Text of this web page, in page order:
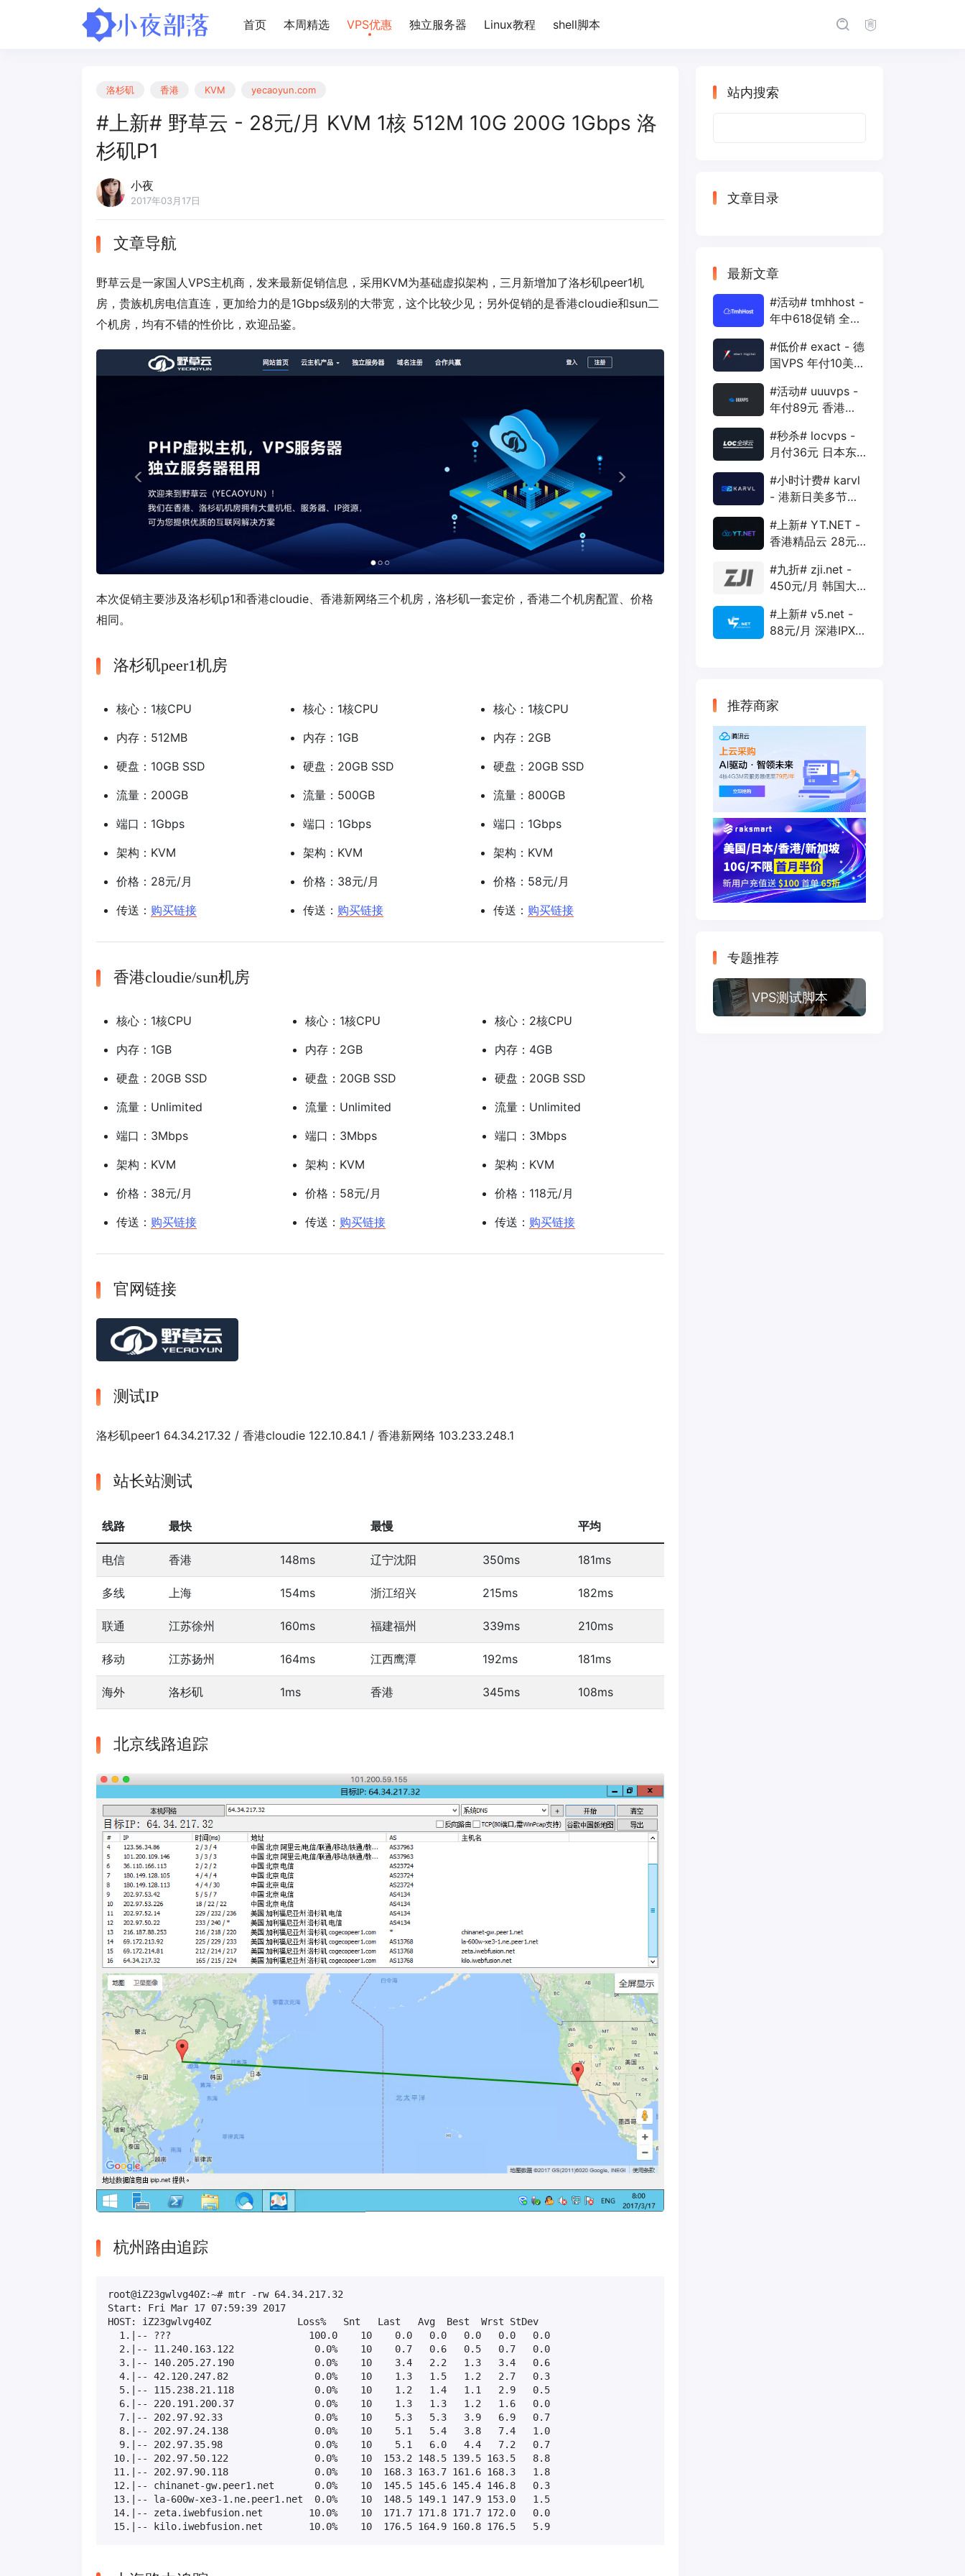
首页 本周精选 VPS优惠 独立服务器 Linux教程 shell脚本
洛杉矶 香港 KVM yecaoyun.com
#上新# 野草云 - 28元/月 KVM 1核 512M 10G 200G 1Gbps 洛
杉矶P1
小夜
2017年03月17日
文章导航
野草云是一家国人VPS主机商，发来最新促销信息，采用KVM为基础虚拟架构，三月新增加了洛杉矶peer1机
房，贵族机房电信直连，更加给力的是1Gbps级别的大带宽，这个比较少见；另外促销的是香港cloudie和sun二
个机房，均有不错的性价比，欢迎品鉴。
本次促销主要涉及洛杉矶p1和香港cloudie、香港新网络三个机房，洛杉矶一套定价，香港二个机房配置、价格
相同。
洛杉矶peer1机房
核心：1核CPU
内存：512MB
硬盘：10GB SSD
流量：200GB
端口：1Gbps
架构：KVM
价格：28元/月
传送： 购买链接
核心：1核CPU
内存：1GB
硬盘：20GB SSD
流量：500GB
端口：1Gbps
架构：KVM
价格：38元/月
传送： 购买链接
核心：1核CPU
内存：2GB
硬盘：20GB SSD
流量：800GB
端口：1Gbps
架构：KVM
价格：58元/月
传送： 购买链接
香港cloudie/sun机房
核心：1核CPU
内存：1GB
硬盘：20GB SSD
流量：Unlimited
端口：3Mbps
架构：KVM
价格：38元/月
传送： 购买链接
核心：1核CPU
内存：2GB
硬盘：20GB SSD
流量：Unlimited
端口：3Mbps
架构：KVM
价格：58元/月
传送： 购买链接
核心：2核CPU
内存：4GB
硬盘：20GB SSD
流量：Unlimited
端口：3Mbps
架构：KVM
价格：118元/月
传送： 购买链接
官网链接
测试IP
洛杉矶peer1 64.34.217.32 / 香港cloudie 122.10.84.1 / 香港新网络 103.233.248.1
站长站测试
线路 最快 最慢 平均
电信 香港 148ms 辽宁沈阳 350ms 181ms
多线 上海 154ms 浙江绍兴 215ms 182ms
联通 江苏徐州 160ms 福建福州 339ms 210ms
移动 江苏扬州 164ms 江西鹰潭 192ms 181ms
海外 洛杉矶 1ms 香港 345ms 108ms
北京线路追踪
杭州路由追踪
root@iZ23gwlvg40Z:~# mtr -rw 64.34.217.32
Start: Fri Mar 17 07:59:39 2017
HOST: iZ23gwlvg40Z               Loss%   Snt   Last   Avg  Best  Wrst StDev
  1.|-- ???                        100.0    10    0.0   0.0   0.0   0.0   0.0
  2.|-- 11.240.163.122              0.0%    10    0.7   0.6   0.5   0.7   0.0
  3.|-- 140.205.27.190              0.0%    10    3.4   2.2   1.3   3.4   0.6
  4.|-- 42.120.247.82               0.0%    10    1.3   1.5   1.2   2.7   0.3
  5.|-- 115.238.21.118              0.0%    10    1.2   1.4   1.1   2.9   0.5
  6.|-- 220.191.200.37              0.0%    10    1.3   1.3   1.2   1.6   0.0
  7.|-- 202.97.92.33                0.0%    10    5.3   5.3   3.9   6.9   0.7
  8.|-- 202.97.24.138               0.0%    10    5.1   5.4   3.8   7.4   1.0
  9.|-- 202.97.35.98                0.0%    10    5.1   6.0   4.4   7.2   0.7
10.|-- 202.97.50.122               0.0%    10  153.2 148.5 139.5 163.5   8.8
11.|-- 202.97.90.118               0.0%    10  168.3 163.7 161.6 168.3   1.8
12.|-- chinanet-gw.peer1.net       0.0%    10  145.5 145.6 145.4 146.8   0.3
13.|-- la-600w-xe3-1.ne.peer1.net  0.0%    10  148.5 149.1 147.9 153.0   1.5
14.|-- zeta.iwebfusion.net        10.0%    10  171.7 171.8 171.7 172.0   0.0
15.|-- kilo.iwebfusion.net        10.0%    10  176.5 164.9 160.8 176.5   5.9
站内搜索
文章目录
最新文章
#活动# tmhhost -
年中618促销 全场
年付VPS
#低价# exact - 德
国VPS 年付10美元
1Gbps
#活动# uuuvps -
年付89元 香港
400G 30M
#秒杀# locvps -
月付36元 日本东
40G 1T 450Mbps
#小时计费# karvl
- 港新日美多节点
20G 5T 1Gbps
#上新# YT.NET -
香港精品云 28元/
AS10099+移动
CMI
#九折# zji.net -
450元/月 韩国大
优化和纯国际线路
#上新# v5.net -
88元/月 深港IPX
推荐商家
专题推荐
VPS测试脚本